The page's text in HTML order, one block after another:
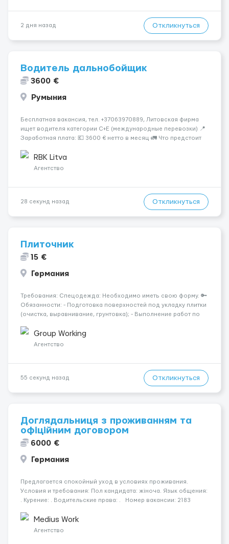
2 дня назад Откликнуться
Водитель дальнобойщик
3600 €
Румыния
Бесплатная вакансия, тел. +37063970889, Литовская фирма
ищет водителя категории C+E (международные перевозки) 📍
Заработная плата: 💶 3600 € нетто в месяц 🚛 Что предстоит
рефрижераторах. В среднем 400–500 км в день. Погрузки и
разгрузки...
RBK Litva
Агентство
28 секунд назад Откликнуться
Плиточник
15 €
Германия
Требования: Спецодежда: Необходимо иметь свою форму. 🔑
Обязанности: - Подготовка поверхностей под укладку плитки
(очистка, выравнивание, грунтовка); - Выполнение работ по
видов плитки на стены, полы и иные поверхности; - Разметка
Group Working
Агентство
55 секунд назад Откликнуться
Доглядальниця з проживанням та
офіційним договором
6000 €
Германия
Предлагается спокойный уход в условиях проживания.
Условия и требования: Пол кандидата: жіноча. Язык общения:
. Курение: . Водительские права: . Номер вакансии: 2183
Укр...Medius Work
Агентство